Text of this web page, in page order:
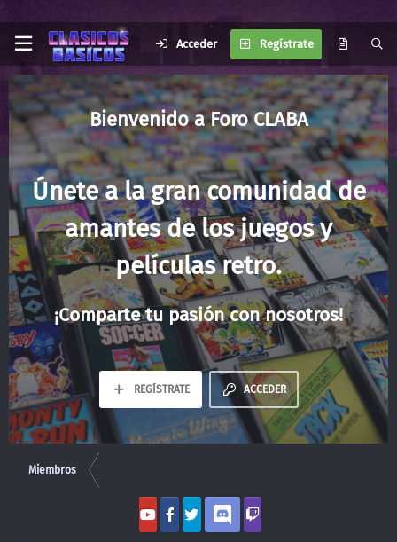
Acceder Regístrate
Foro CLABA
Únete a la gran comunidad de
amantes de los juegos y
películas retro.
¡Comparte tu pasión con nosotros!
ACCEDER
REGÍSTRATE
Miembros